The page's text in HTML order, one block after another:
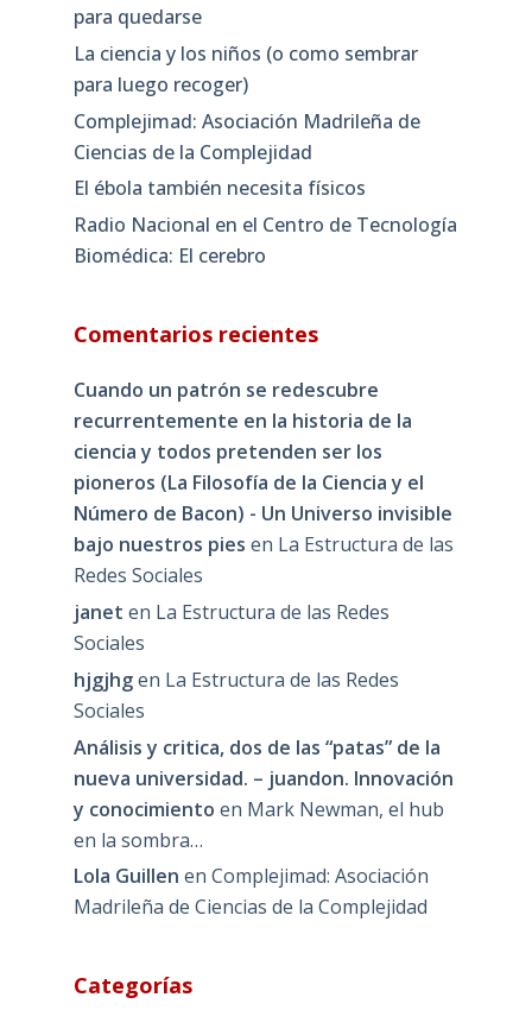
para quedarse
La ciencia y los niños (o como sembrar
para luego recoger)
Complejimad: Asociación Madrileña de
Ciencias de la Complejidad
El ébola también necesita físicos
Radio Nacional en el Centro de Tecnología
Biomédica: El cerebro
Comentarios recientes
Cuando un patrón se redescubre
recurrentemente en la historia de la
ciencia y todos pretenden ser los
pioneros (La Filosofía de la Ciencia y el
Número de Bacon) - Un Universo invisible
bajo nuestros pies en La Estructura de las
Redes Sociales
janet en La Estructura de las Redes
Sociales
hjgjhgen La Estructura de las Redes
Sociales
Análisis y critica, dos de las “patas” de la
nueva universidad. – juandon. Innovación
y conocimiento en Mark Newman, el hub
en la sombra…
Lola Guillen en Complejimad: Asociación
Madrileña de Ciencias de la Complejidad
Categorías